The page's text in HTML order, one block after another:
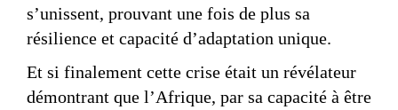
s’unissent, prouvant une fois de plus sa
résilience et capacité d’adaptation unique.
Et si finalement cette crise était un révélateur
démontrant que l’Afrique, par sa capacité à être